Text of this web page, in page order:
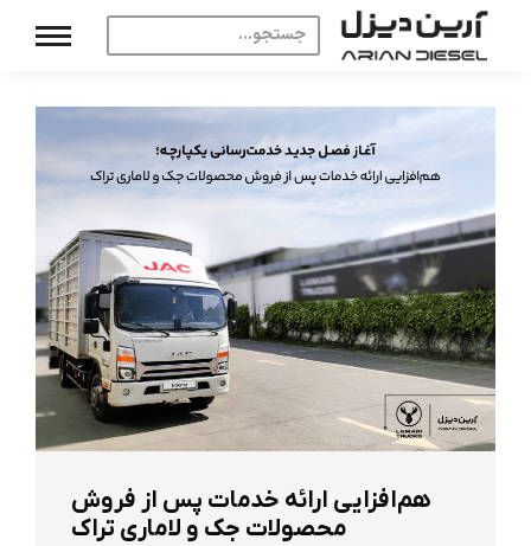
هم‌افزایی ارائه خدمات پس از فروش
محصولات جک و لاماری تراک